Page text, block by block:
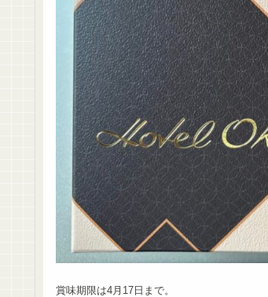
賞味期限は4月17日まで。